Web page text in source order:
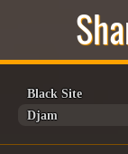
Black Site
Djam